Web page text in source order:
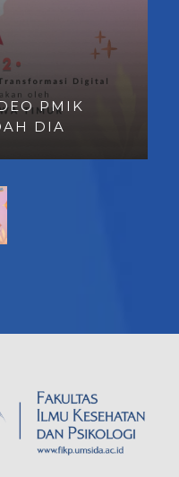
PMIK
DIA